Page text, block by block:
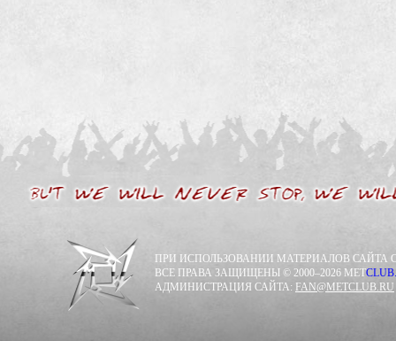
ПРИ ИСПОЛЬЗОВАНИИ МАТЕРИАЛОВ САЙТА
ВСЕ ПРАВА ЗАЩИЩЕНЫ © 2000–2026 METCLUB.
АДМИНИСТРАЦИЯ САЙТА: FAN@METCLUB.RU